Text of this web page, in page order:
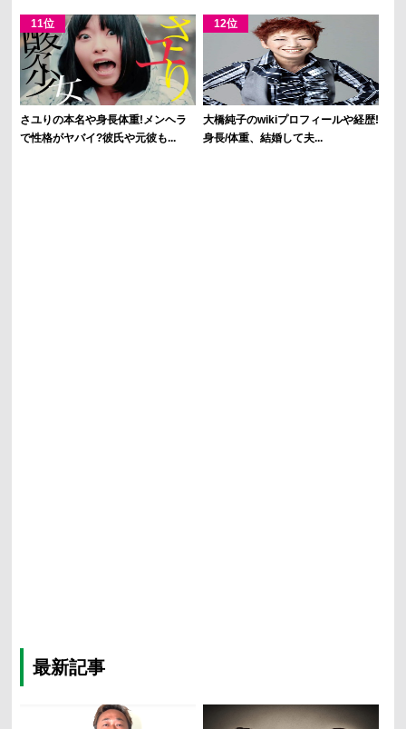
さユりの本名や身長体重!メンヘラ
で性格がヤバイ?彼氏や元彼も...
大橋純子のwikiプロフィールや経歴!
身長/体重、結婚して夫...
最新記事